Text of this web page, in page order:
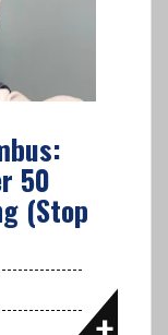
50
(Stop